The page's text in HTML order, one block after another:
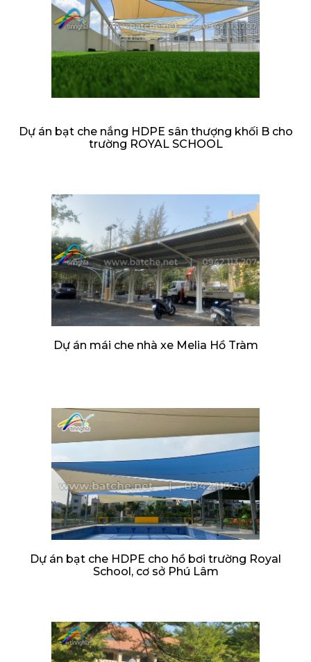
Dự án bạt che nắng HDPE sân thượng khối B cho
trường ROYAL SCHOOL
Dự án mái che nhà xe Melia Hồ Tràm
Dự án bạt che HDPE cho hồ bơi trường Royal
School, cơ sở Phú Lâm